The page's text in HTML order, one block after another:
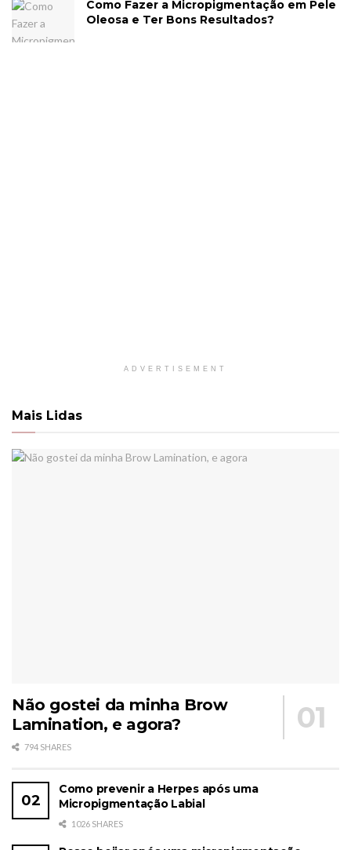
Como Fazer a Micropigmentação em Pele
Oleosa e Ter Bons Resultados?
ADVERTISEMENT
Mais Lidas
Não gostei da minha Brow
Lamination, e agora?
794 SHARES
Como prevenir a Herpes após uma
Micropigmentação Labial
1026 SHARES